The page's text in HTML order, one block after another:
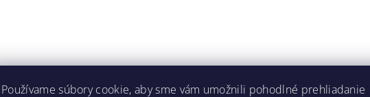
Používame súbory cookie, aby sme vám umožnili pohodlné prehliadanie